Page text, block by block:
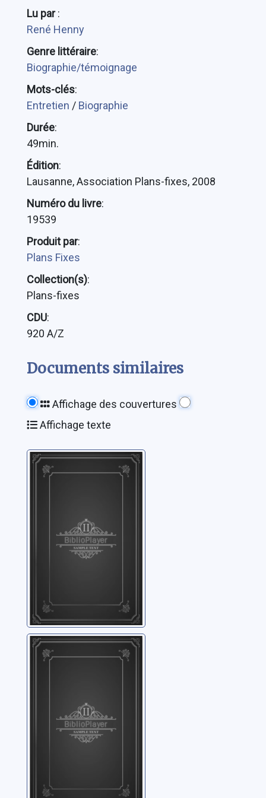
Lu par:
René Henny
Genre littéraire:
Biographie/témoignage
Mots-clés:
Entretien / Biographie
Durée:
49min.
Édition:
Lausanne, Association Plans-fixes, 2008
Numéro du livre:
19539
Produit par:
Plans Fixes
Collection(s):
Plans-fixes
CDU:
920 A/Z
Documents similaires
Affichage des couvertures
Affichage texte
Pietro Sarto,
peintre et
juillet 2003
Sarto, Pietro
Tibor Varga,
violoniste